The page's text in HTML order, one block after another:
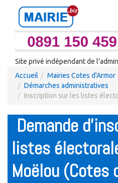
Site privé indépendant de
Accueil
Mairies Cotes d'Armor
Démarches administratives
Inscription sur les listes
Demande
listes
Moëlou (Cotes